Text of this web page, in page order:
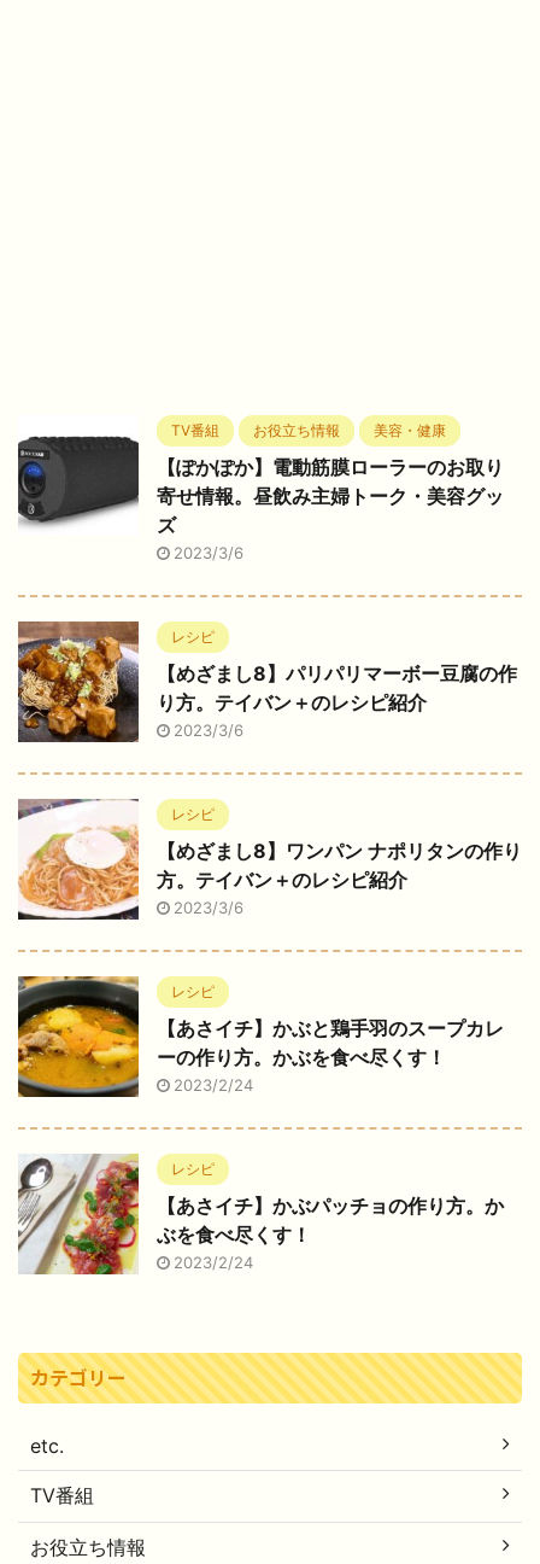
TV番組 お役立ち情報 美容・健康
【ぽかぽか】電動筋膜ローラーのお取り
寄せ情報。昼飲み主婦トーク・美容グッ
ズ
2023/3/6
レシピ
【めざまし8】パリパリマーボー豆腐の作
り方。テイバン＋のレシピ紹介
2023/3/6
レシピ
【めざまし8】ワンパン ナポリタンの作り
方。テイバン＋のレシピ紹介
2023/3/6
レシピ
【あさイチ】かぶと鶏手羽のスープカレ
ーの作り方。かぶを食べ尽くす！
2023/2/24
レシピ
【あさイチ】かぶパッチョの作り方。か
ぶを食べ尽くす！
2023/2/24
カテゴリー
etc.
TV番組
お役立ち情報